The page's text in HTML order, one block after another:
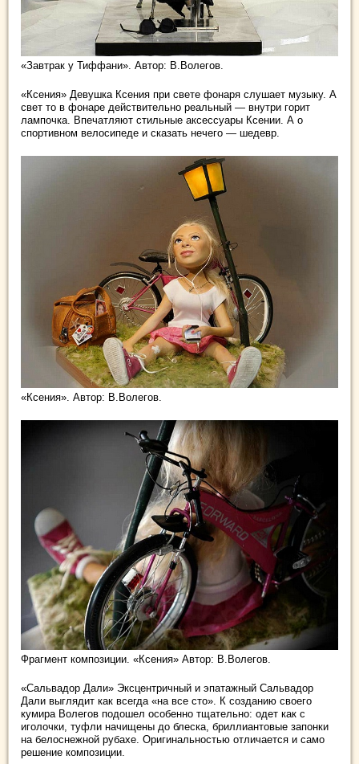
«Завтрак у Тиффани». Автор: В.Волегов.
«Ксения» Девушка Ксения при свете фонаря слушает музыку. А
свет то в фонаре действительно реальный — внутри горит
лампочка. Впечатляют стильные аксессуары Ксении. А о
спортивном велосипеде и сказать нечего — шедевр.
«Ксения». Автор: В.Волегов.
Фрагмент композиции. «Ксения» Автор: В.Волегов.
«Сальвадор Дали» Эксцентричный и эпатажный Сальвадор
Дали выглядит как всегда «на все сто». К созданию своего
кумира Волегов подошел особенно тщательно: одет как с
иголочки, туфли начищены до блеска, бриллиантовые запонки
на белоснежной рубахе. Оригинальностью отличается и само
решение композиции.